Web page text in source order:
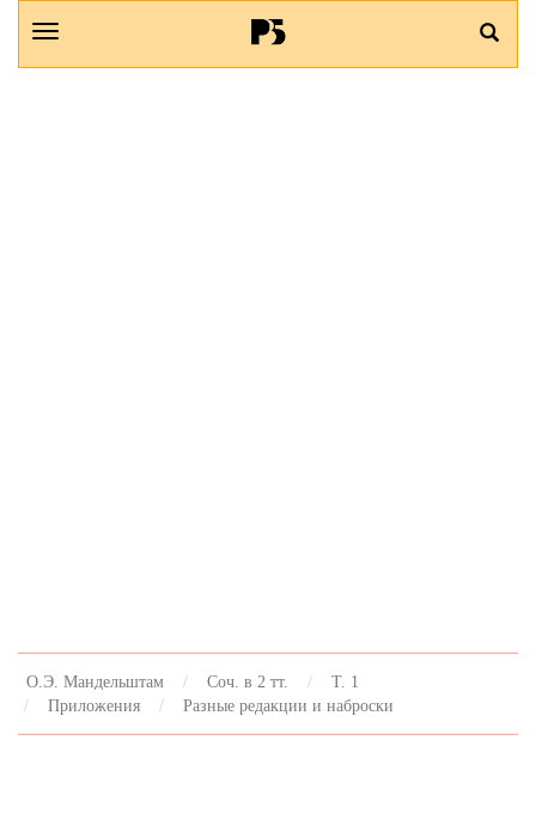
О.Э. Мандельштам Соч. в 2 тт.
Т. 1
Приложения
Разные редакции и наброски